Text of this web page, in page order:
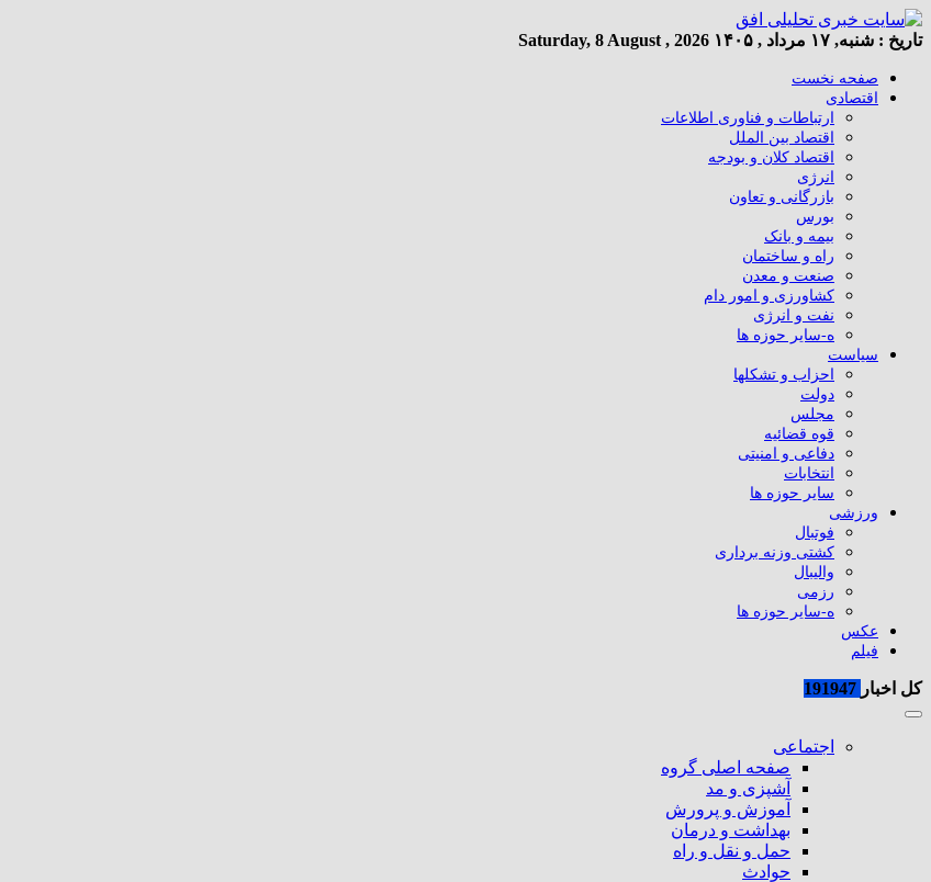
تاریخ : شنبه, ۱۷ مرداد , ۱۴۰۵ Saturday, 8 August , 2026
صفحه نخست
اقتصادی
ارتباطات و فناوری اطلاعات
اقتصاد بین الملل
اقتصاد کلان و بودجه
انرژی
بازرگانی و تعاون
بورس
بیمه و بانک
راه و ساختمان
صنعت و معدن
کشاورزی و امور دام
نفت و انرژی
ه-سایر حوزه ها
سیاست
احزاب و تشکلها
دولت
مجلس
قوه قضائیه
دفاعی و امنیتی
انتخابات
سایر حوزه ها
ورزشی
فوتبال
کشتی وزنه برداری
والیبال
رزمی
ه-سایر حوزه ها
عکس
فیلم
کل اخبار
اجتماعی
صفحه اصلی گروه
آشپزی و مد
آموزش و پرورش
بهداشت و درمان
حمل و نقل و راه
حوادث